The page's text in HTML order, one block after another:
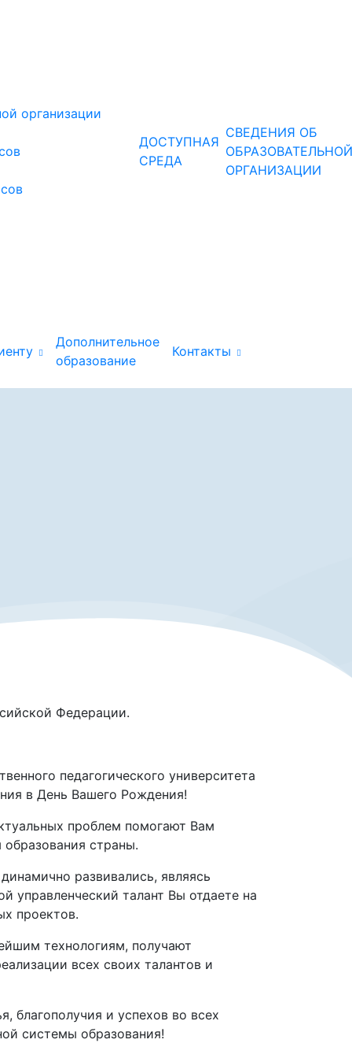
организации
ДОСТУПНАЯ
СРЕДА
СВЕДЕНИЯ ОБ
ОБРАЗОВАТЕЛЬНОЙ
ОРГАНИЗАЦИИ
Дополнительное
образование
Контакты
Федерации.
педагогического университета
в День Вашего Рождения!
проблем помогают Вам
страны.
развивались, являясь
управленческий талант Вы отдаете на
проектов.
технологиям, получают
всех своих талантов и
благополучия и успехов во всех
системы образования!